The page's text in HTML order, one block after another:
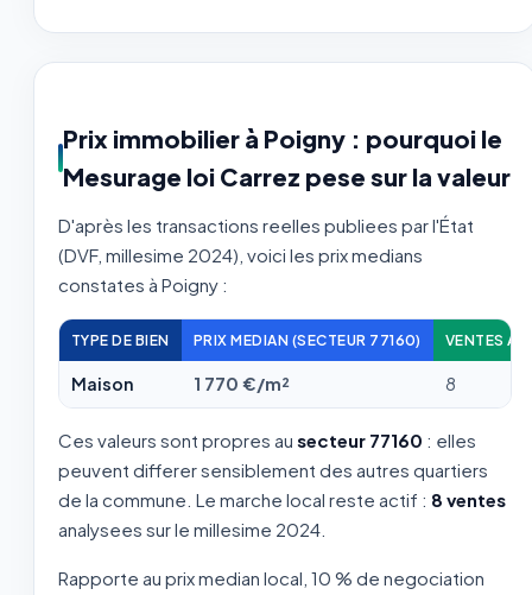
Prix immobilier à Poigny : pourquoi le
Mesurage loi Carrez pese sur la valeur
D'après les transactions reelles publiees par l'État
(DVF, millesime 2024), voici les prix medians
constates à Poigny :
TYPE DE BIEN PRIX MEDIAN (SECTEUR 77160) VENTES
Maison 1 770 €/m² 8
Ces valeurs sont propres au secteur 77160 : elles
peuvent differer sensiblement des autres quartiers
de la commune. Le marche local reste actif : 8 ventes
analysees sur le millesime 2024.
Rapporte au prix median local, 10 % de negociation